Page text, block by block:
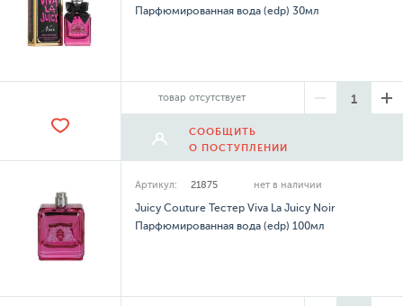
Парфюмированная вода (edp) 30мл
товар отсутствует
СООБЩИТЬ
О ПОСТУПЛЕНИИ
Артикул: 21875 нет в наличии
Juicy Couture Тестер Viva La Juicy Noir
Парфюмированная вода (edp) 100мл